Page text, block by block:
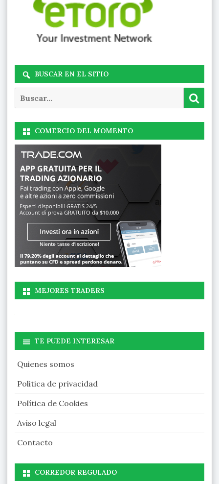
BUSCAR EN EL SITIO
COMERCIO DEL MOMENTO
MEJORES TRADERS
TE PUEDE INTERESAR
Quienes somos
Politica de privacidad
Política de Cookies
Aviso legal
Contacto
CORREDOR REGULADO